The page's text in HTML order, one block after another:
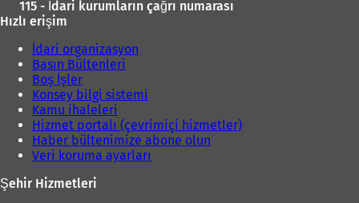
115 - İdari kurumların çağrı numarası
Hızlı erişim
İdari organizasyon
Basın Bültenleri
Boş İşler
Konsey bilgi sistemi
Kamu ihaleleri
Hizmet portalı (çevrimiçi hizmetler)
Haber bültenimize abone olun
Veri koruma ayarları
Şehir Hizmetleri